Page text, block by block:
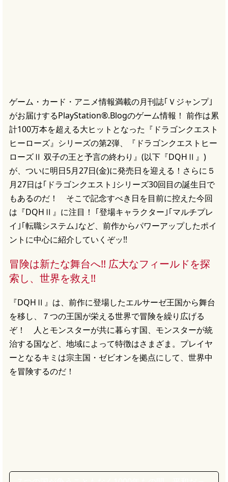
ゲーム・カード・アニメ情報満載の月刊誌｢Ｖジャンプ｣
がお届けするPlayStation®.Blogのゲーム情報！ 前作は累
計100万本を超える大ヒットとなった『ドラゴンクエスト
ヒーローズ』シリーズの第2弾、『ドラゴンクエストヒー
ローズⅡ 双子の王と予言の終わり』(以下『DQHⅡ』)
が、ついに明日5月27日(金)に発売日を迎える！さらに５
月27日は｢ドラゴンクエスト｣シリーズ30回目の誕生日で
もあるのだ！ そこで記念すべき日を目前に控えた今回
は『DQHⅡ』に注目！ ｢登場キャラクター｣｢マルチプレ
イ｣｢転職システム｣など、前作からパワーアップしたポイ
ントに中心に紹介していくぞッ!!
冒険は新たな舞台へ!! 広大なフィールドを探
索し、世界を救え!!
『DQHⅡ』は、前作に登場したエルサーゼ王国から舞台
を移し、７つの王国が栄える世界で冒険を繰り広げる
ぞ！ 人とモンスターが共に暮らす国、モンスターが統
治する国など、地域によって特徴はさまざま。プレイヤ
ーとなるキミは宗主国・ゼビオンを拠点にして、世界中
を冒険するのだ！